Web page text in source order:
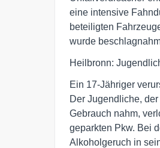
eine intensive
beteiligten
wurde
Heilbronn:
Ein 17-Jähriger
Der Jugendliche,
Gebrauch nahm,
geparkten Pkw. Bei
Alkoholgeruch in